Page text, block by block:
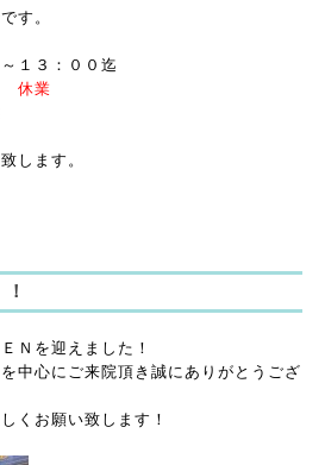
す。
１３：００迄
休業
します。
Ｎを迎えました！
中心にご来院頂き誠にありがとうござ
くお願い致します！